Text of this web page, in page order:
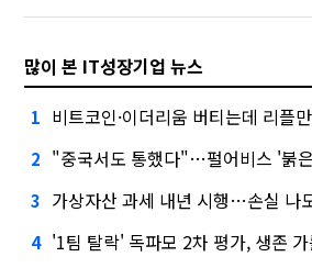
많이 본 IT성장기업 뉴스
1 비트코인·이더리움 버티는데 리플
2 "중국서도 통했다"…펄어비스 '붉
3 가상자산 과세 내년 시행…손실 나
4 '1팀 탈락' 독파모 2차 평가, 생존